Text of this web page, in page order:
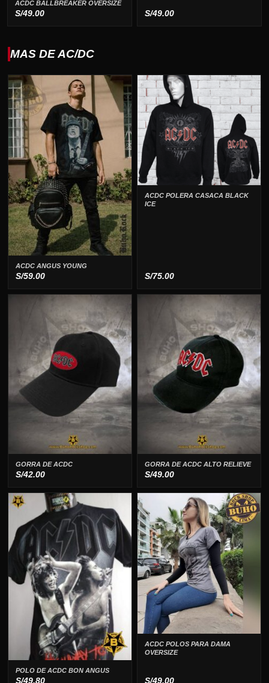
ACDC BALLBREAKER OVERSIZE
S/49.00 S/49.00
MAS DE AC/DC
ACDC ANGUS YOUNG
S/59.00
ACDC POLERA CASACA BLACK
ICE
S/75.00
GORRA DE ACDC
S/42.00
GORRA DE ACDC ALTO RELIEVE
S/49.00
POLO DE ACDC BON ANGUS
S/49.80
ACDC POLOS PARA DAMA
OVERSIZE
S/49.00